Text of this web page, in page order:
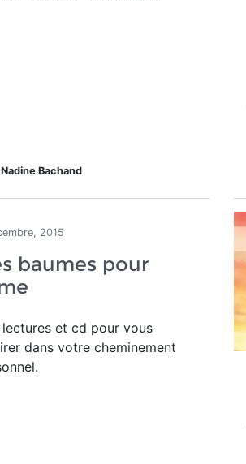
Nadine Bachand
2015
baumes pour
lectures et cd pour vous
dans votre cheminement